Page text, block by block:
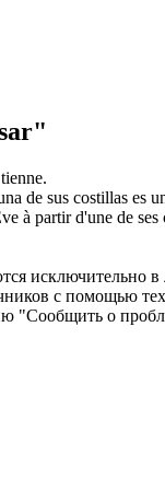
de sus costillas
à partir d'une de
исключительно
с помощью
"Сообщить о